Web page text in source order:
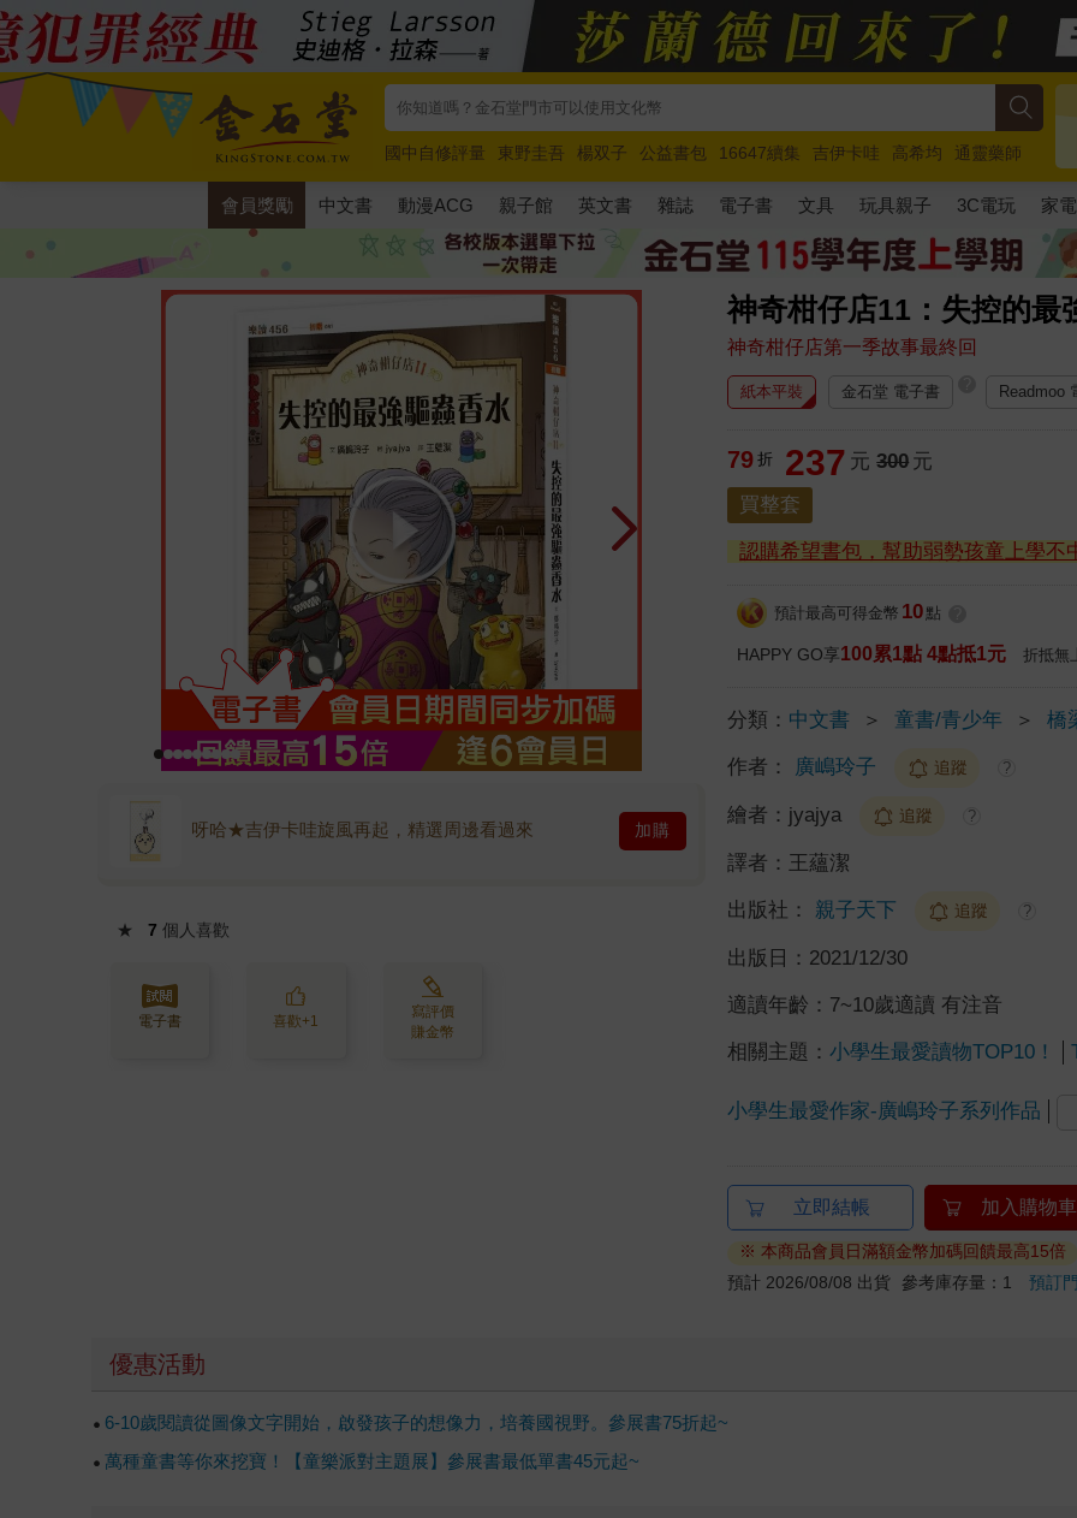
國中自修評量 東野圭吾 楊双子 公益書包 16647續集 吉伊卡哇 高希均
通靈藥師
唯紅花綻放
奧德賽 路邊攤新作 馬斯克 玩具總動員5 超慢跑
會員獎勵 中文書 動漫ACG 親子館 英文書 雜誌 電子書 文具 玩具親子 3C電玩 家電
神奇柑仔店11：失控的最
神奇柑仔店第一季故事最終回
呀哈★吉伊卡哇旋風再起，精選周邊看過來 加購
★ 7 個人喜歡
電子書 喜歡+1
寫評價
賺金幣
紙本平裝 金石堂 電子書 Readmoo
79 折 237 元 300 元
買整套
認購希望書包，幫助弱勢孩童上學不
預計最高可得金幣 10 點
HAPPY GO享100累1點 4點抵1元 折抵無
分類： 中文書 ＞ 童書/青少年 ＞ 橋
作者： 廣嶋玲子 追蹤 ?
繪者： jyajya 追蹤 ?
譯者： 王蘊潔
出版社： 親子天下 追蹤 ?
出版日： 2021/12/30
適讀年齡： 7~10歲適讀 有注音
相關主題：小學生最愛讀物TOP10！
小學生最愛作家-廣嶋玲子系列作品
立即結帳 加入購物車
※ 本商品會員日滿額金幣加碼回饋最高15倍
預計 2026/08/08 出貨 參考庫存量：1預訂
優惠活動
6-10歲閱讀從圖像文字開始，啟發孩子的想像力，培養國視野。參展書75折起~
萬種童書等你來挖寶！【童樂派對主題展】參展書最低單書45元起~